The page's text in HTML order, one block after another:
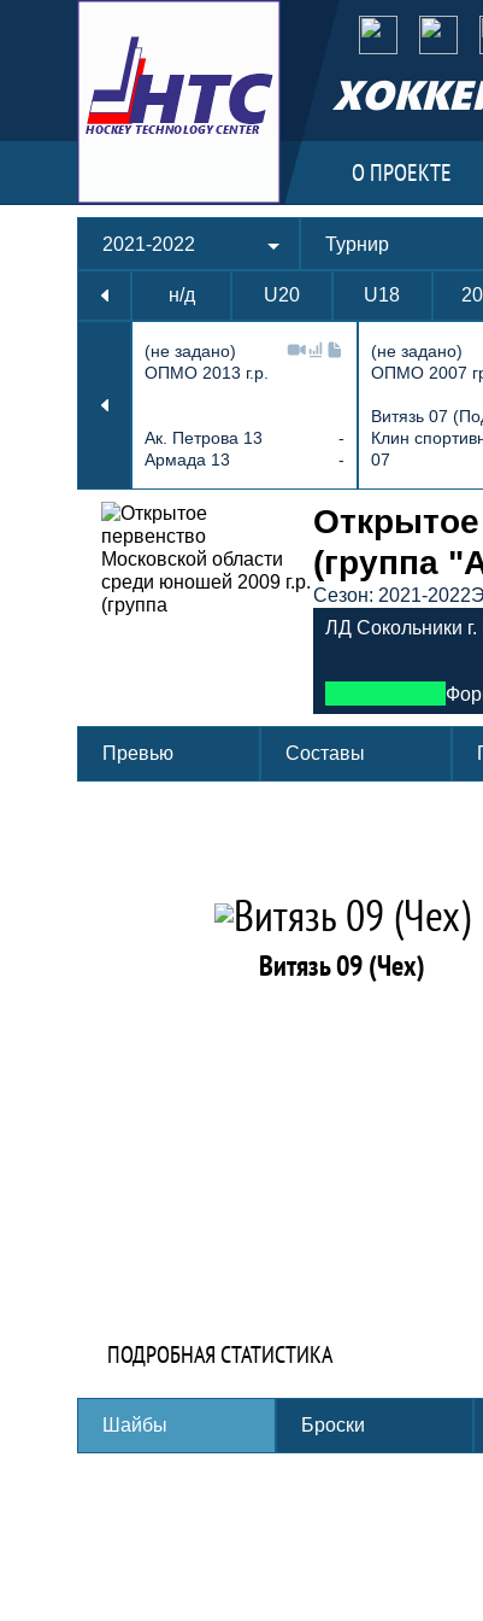
О ПРОЕКТЕ
2021-2022 Турнир
н/д U20 U18
(не задано)
ОПМО 2013 г.р.
Ак. Петрова 13
-
Армада 13
-
(не задано)
ОПМО 2007
Витязь 07
Клин
07
Протокол и события
(группа
Сезон: 2021-2022
ЛД Сокольники г.
Превью Составы
Витязь 09 (Чех)
ПОДРОБНАЯ СТАТИСТИКА
Шайбы Броски